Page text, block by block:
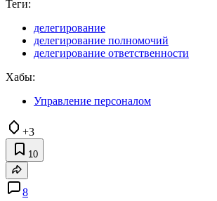
Теги:
делегирование
делегирование полномочий
делегирование ответственности
Хабы:
Управление персоналом
+3
10
8